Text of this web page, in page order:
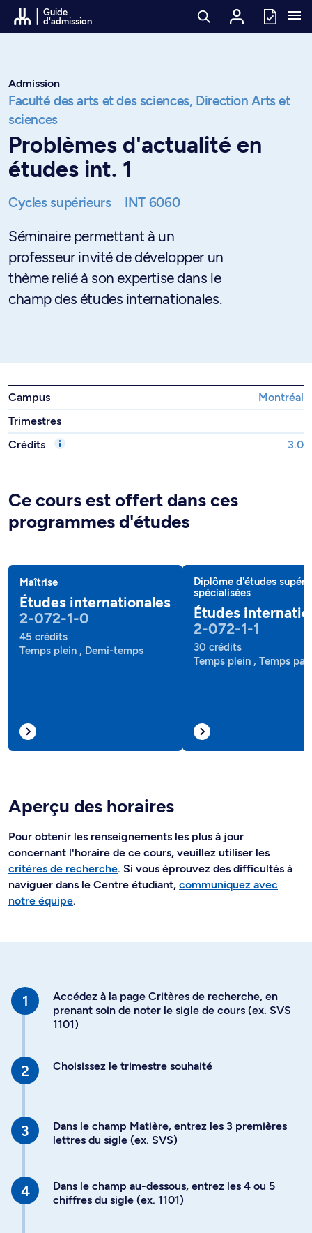
Passer au contenu
Guide
d'admission
Admission
Faculté des arts et des sciences, Direction Arts et
sciences
Problèmes d'actualité en
études int. 1
Cycles supérieurs INT 6060
Séminaire permettant à un
professeur invité de développer un
thème relié à son expertise dans le
champ des études internationales.
Campus
Montréal
Trimestres
Crédits
3.0
Ce cours est offert dans ces
programmes d'études
Maîtrise
Études internationales
2-072-1-0
45 crédits
Temps plein , Demi-temps
Diplôme d'études
spécialisées
Études
2-072-1-1
30 crédits
Temps plein , Temps
Aperçu des horaires
Pour obtenir les renseignements les plus à jour
concernant l'horaire de ce cours, veuillez utiliser les
critères de recherche. Si vous éprouvez des difficultés à
naviguer dans le Centre étudiant, communiquez avec
notre équipe.
Accédez à la page Critères de recherche, en
prenant soin de noter le sigle de cours (ex. SVS
1101)
Choisissez le trimestre souhaité
Dans le champ Matière, entrez les 3 premières
lettres du sigle (ex. SVS)
Dans le champ au-dessous, entrez les 4 ou 5
chiffres du sigle (ex. 1101)